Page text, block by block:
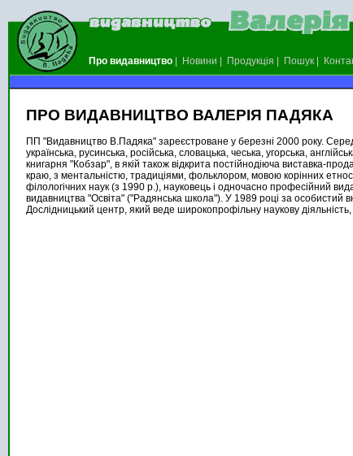
Про видавництво Новини Продукція Пошук
ПРО ВИДАВНИЦТВО ВАЛЕРІЯ ПАДЯКА
ПП "Видавництво В.Падяка" зареєстроване у березні 2000 року.
українська, русинська, російська, словацька, чеська, угорська,
книгарня "Кобзар", в якій також відкрита постійнодіюча виставка-
краю, з ментальністю, традиціями, фольклором, мовою корінних
філологічних наук (з 1990 р.), науковець і одночасно професійний
видавництва "Освіта" ("Радянська школа"). У 1989 році за особистий
Дослідницький центр, який веде широкопрофільну наукову